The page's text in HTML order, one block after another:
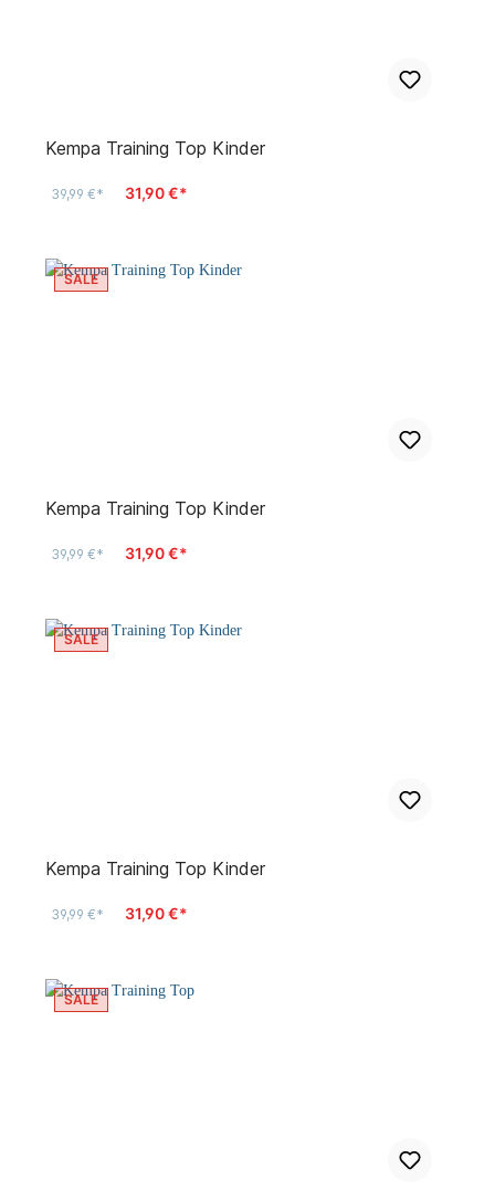
Kempa Training Top Kinder
39,99 €* 31,90 €*
SALE
Kempa Training Top Kinder
39,99 €* 31,90 €*
SALE
Kempa Training Top Kinder
39,99 €* 31,90 €*
SALE